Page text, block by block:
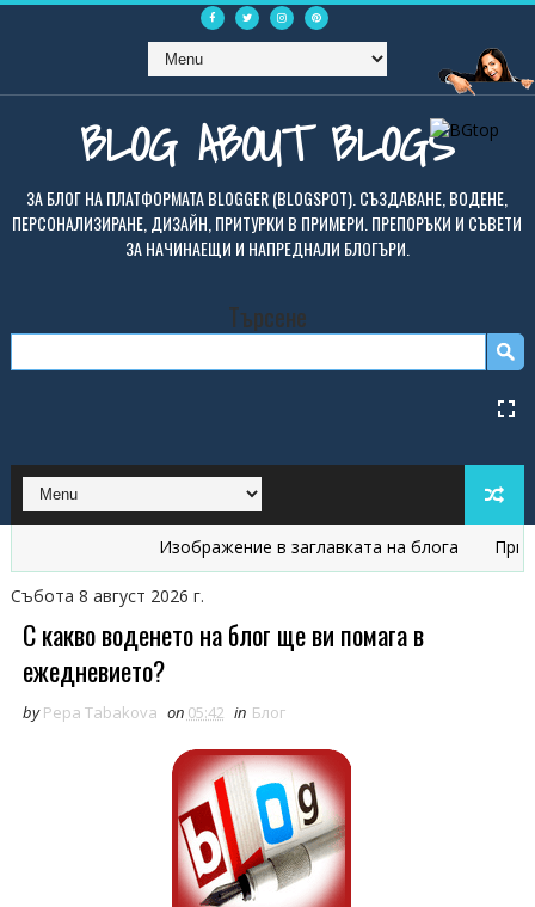
BLOG ABOUT BLOGS
ЗА БЛОГ НА ПЛАТФОРМАТА BLOGGER (BLOGSPOT). СЪЗДАВАНЕ, ВОДЕНЕ,
ПЕРСОНАЛИЗИРАНЕ, ДИЗАЙН, ПРИТУРКИ В ПРИМЕРИ. ПРЕПОРЪКИ И СЪВЕТИ
ЗА НАЧИНАЕЩИ И НАПРЕДНАЛИ БЛОГЪРИ.
Търсене
Изображение в заглавката на блога
Събота 8 август 2026 г.
С какво воденето на блог ще ви помага в
ежедневието?
by Pepa Tabakova on 05:42 in Блог